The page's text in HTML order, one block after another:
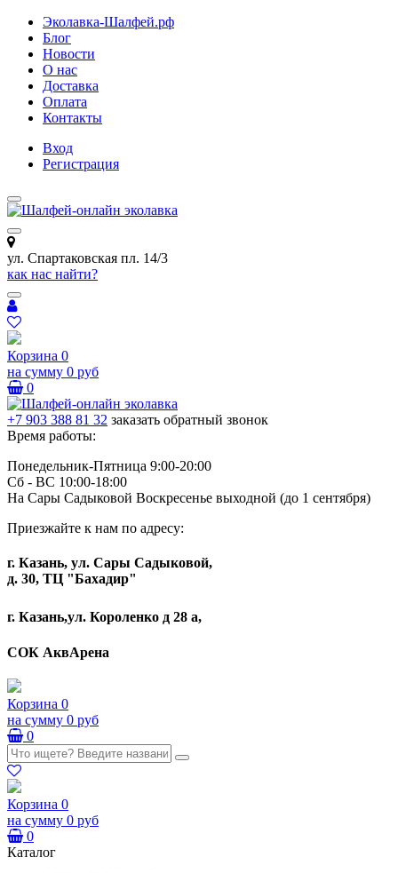
Эколавка-Шалфей.рф
Блог
Новости
О нас
Доставка
Оплата
Контакты
Вход
Регистрация
ул. Спартаковская пл. 14/3
как нас найти?
Корзина 0
на сумму 0 руб
0
+7 903 388 81 32 заказать обратный звонок
Время работы:
Понедельник-Пятница 9:00-20:00
Сб - ВС 10:00-18:00
На Сары Садыковой Воскресенье выходной (до 1 сентября)
Приезжайте к нам по адресу:
г. Казань, ул. Сары Садыковой,
д. 30, ТЦ "Бахадир"
г. Казань,ул. Короленко д 28 а,
СОК АквАрена
Корзина 0
на сумму 0 руб
0
Корзина 0
на сумму 0 руб
0
Каталог